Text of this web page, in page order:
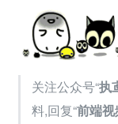
关注公众号“执
料,回复“前端视